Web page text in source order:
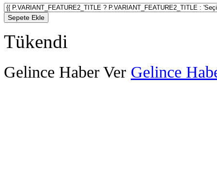
Sepete Ekle
Tükendi
Gelince Haber Ver Gelince